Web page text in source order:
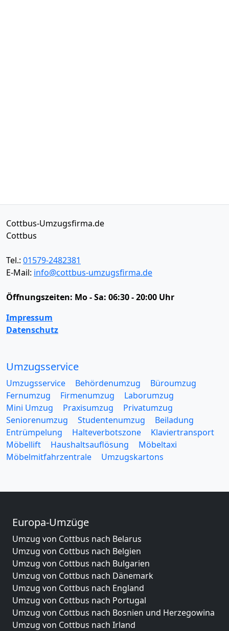
Cottbus-Umzugsfirma.de
Cottbus
Tel.: 01579-2482381
E-Mail: info@cottbus-umzugsfirma.de
Öffnungszeiten: Mo - Sa: 06:30 - 20:00 Uhr
Impressum
Datenschutz
Umzugsservice
Umzugsservice Behördenumzug
Büroumzug
Fernumzug
Firmenumzug
Laborumzug
Mini Umzug
Praxisumzug
Privatumzug
Seniorenumzug
Studentenumzug
Beiladung
Entrümpelung
Halteverbotszone
Klaviertransport
Möbellift
Haushaltsauflösung
Möbeltaxi
Möbelmitfahrzentrale
Umzugskartons
Europa-Umzüge
Umzug von Cottbus nach Belarus
Umzug von Cottbus nach Belgien
Umzug von Cottbus nach Bulgarien
Umzug von Cottbus nach Dänemark
Umzug von Cottbus nach England
Umzug von Cottbus nach Portugal
Umzug von Cottbus nach Bosnien und Herzegowina
Umzug von Cottbus nach Irland